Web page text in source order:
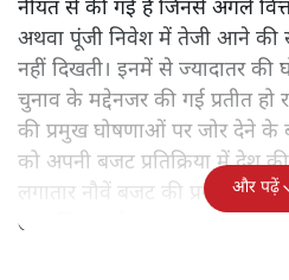
नीयत से की गई हैं जिनसे अगले
अथवा पूंजी निवेश में तेजी आने की
नहीं दिखती। इनमें से ज्यादातर
चुनाव के मद्देनजर की गई प्रतीत हो
की प्रमुख घोषणाओं पर जोर देने के
को अपनी बजट प्रतिक्रिया में देश की
लगातार नौवें बजट की प्रस्तुति को
उपलब्धि बताने पर मजबूर होना पड़ा।
और पढ़ें